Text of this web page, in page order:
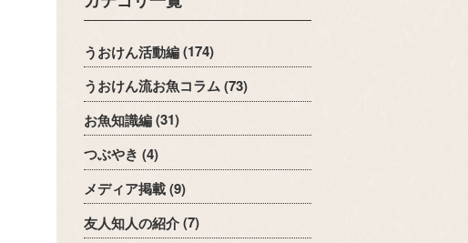
うおけん活動編(174)
うおけん流お魚コラム(73)
お魚知識編(31)
つぶやき (4)
メディア掲載(9)
友人知人の紹介(7)